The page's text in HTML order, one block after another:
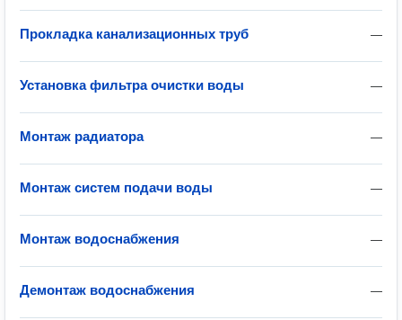
—
Прокладка канализационных труб
—
Установка фильтра очистки воды
—
Монтаж радиатора
—
Монтаж систем подачи воды
—
Монтаж водоснабжения
—
Демонтаж водоснабжения